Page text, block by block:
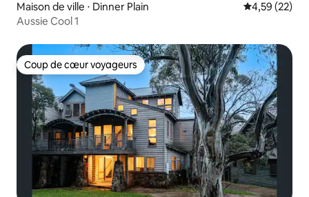
Maison de ville ⋅ Dinner Plain Évaluation
4,59 (22)
Aussie Cool 1
Coup de cœur voyageurs
Coup de cœur voyageurs